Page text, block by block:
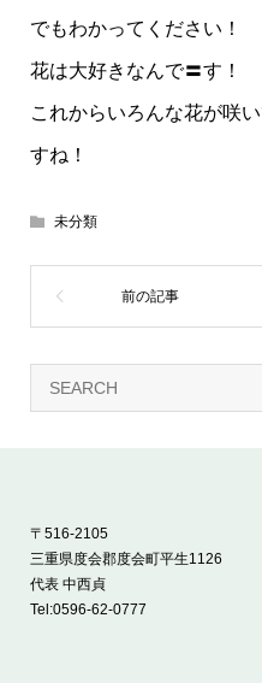
でもわかってください！
花は大好きなんで〓す！
これからいろんな花が咲
すね！
未分類
〒516-2105
三重県度会郡度会町平生1126
代表 中西貞
Tel:0596-62-0777